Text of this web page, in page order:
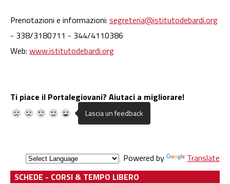
Prenotazioni e informazioni: segreteria@istitutodebardi.org
- 338/3180711 - 344/4110386
Web: www.istitutodebardi.org
Ti piace il Portalegiovani? Aiutaci a migliorare!
Powered by
Translate
SCHEDE - CORSI & TEMPO LIBERO